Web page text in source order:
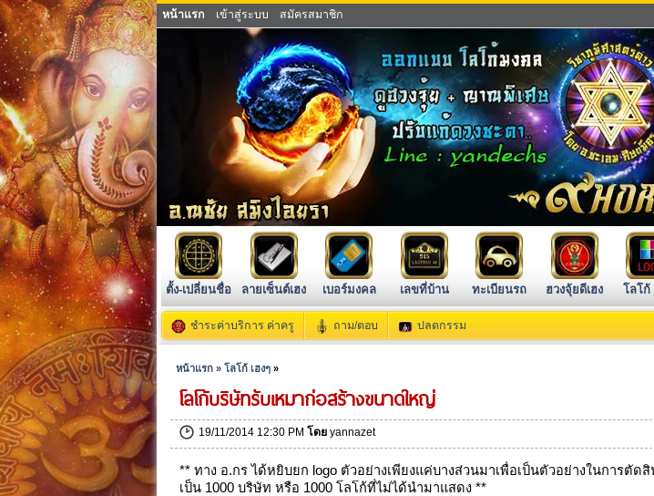
หน้าแรก เข้าสู่ระบบ สมัครสมาชิก
ตั้ง-เปลี่ยนชื่อ ลายเซ็นต์เฮง เบอร์มงคล เลขที่บ้าน ทะเบียนรถ ฮวงจุ้ยดีเฮง โลโก้
ชำระค่าบริการ ค่าครู ถาม/ตอบ ปลดกรรม
หน้าแรก »โลโก้ เฮงๆ »
โลโก้บริษัทรับเหมาก่อสร้างขนาดใหญ่
19/11/2014 12:30 PM โดย yannazet
** ทาง อ.กร ได้หยิบยก logo ตัวอย่างเพียงแค่บางส่วนมาเพื่อเป็นตัวอย่างในการตัด
เป็น 1000 บริษัท หรือ 1000 โลโก้ที่ไม่ได้นำมาแสดง **